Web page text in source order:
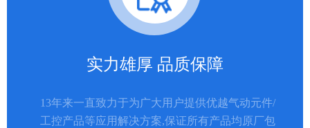
实力雄厚 品质保障
13年来一直致力于为广大用户提供优越气动元件/
工控产品等应用解决方案,保证所有产品均原厂包